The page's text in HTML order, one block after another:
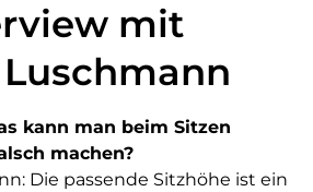
mit
kann man beim Sitzen
machen?
Die passende Sitzhöhe ist ein